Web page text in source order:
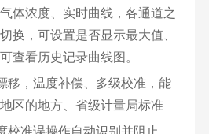
体浓度、实时曲线，各通道之
换，可设置是否显示最大值、
查看历史记录曲线图。
移，温度补偿、多级校准，能
区的地方、省级计量局标准